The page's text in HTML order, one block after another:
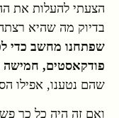
הצעתי להעלות את
בדיוק מה שהיא
שפתחנו מחשב כדי
פודקאסטים, חמישה
שהם נטענו, אפילו
ואם זה היה כל כך